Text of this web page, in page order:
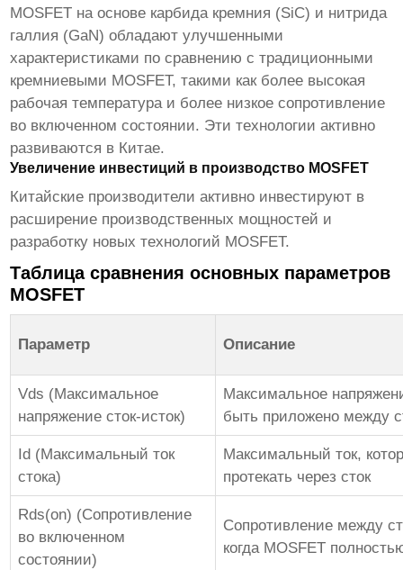
MOSFET на основе карбида кремния (SiC) и нитрида
галлия (GaN) обладают улучшенными
характеристиками по сравнению с традиционными
кремниевыми MOSFET, такими как более высокая
рабочая температура и более низкое сопротивление
во включенном состоянии. Эти технологии активно
развиваются в Китае.
Увеличение инвестиций в производство MOSFET
Китайские производители активно инвестируют в
расширение производственных мощностей и
разработку новых технологий MOSFET.
Таблица сравнения основных параметров
MOSFET
Параметр Описание
Vds (Максимальное
напряжение сток-исток)
Максимальное
быть приложено между
Id (Максимальный ток
стока)
Максимальный ток,
протекать через сток
Rds(on) (Сопротивление
во включенном
состоянии)
Сопротивление между
когда MOSFET